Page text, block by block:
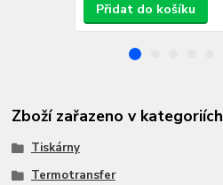
Přidat do košíku
Zboží zařazeno v kategoriích
Tiskárny
Termotransfer